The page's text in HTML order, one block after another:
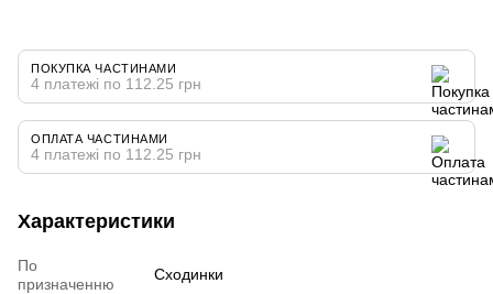
ПОКУПКА ЧАСТИНАМИ
4 платежі по 112.25 грн
ОПЛАТА ЧАСТИНАМИ
4 платежі по 112.25 грн
Характеристики
По
призначенню
Сходинки